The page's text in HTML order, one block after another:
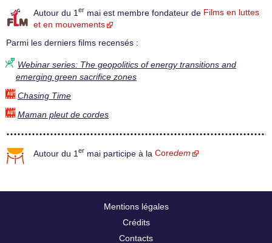
Autour du 1 er mai est membre fondateur de Films en luttes
et en mouvements
Parmi les derniers films recensés :
Webinar series: The geopolitics of energy transitions and
emerging green sacrifice zones
Chasing Time
Maman pleut de cordes
Autour du 1 er mai participe à la Coredem
Mentions légales
Crédits
Contacts